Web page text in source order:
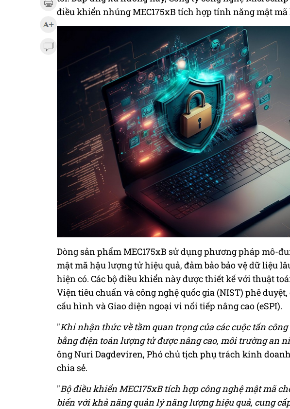
điều khiển nhúng MEC175xB tích hợp tính năng mật
Dòng sản phẩm MEC175xB sử dụng phương pháp mô-
mật mã hậu lượng tử hiệu quả, đảm bảo bảo vệ dữ liệu
hiện có. Các bộ điều khiển này được thiết kế với thuật
Viện tiêu chuẩn và công nghệ quốc gia (NIST) phê
cấu hình và Giao diện ngoại vi nối tiếp nâng cao (eSPI).
"Khi nhận thức về tầm quan trọng của các cuộc tấn
bằng điện toán lượng tử được nâng cao, môi trường an
ông Nuri Dagdeviren, Phó chủ tịch phụ trách kinh
chia sẻ.
"Bộ điều khiển MEC175xB tích hợp công nghệ mật mã
biến với khả năng quản lý năng lượng hiệu quả, cung